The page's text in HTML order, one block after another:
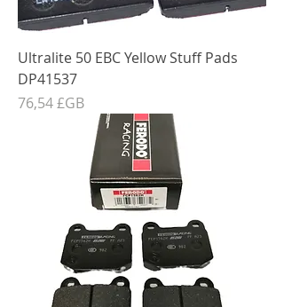
Ultralite 50 EBC Yellow Stuff Pads
DP41537
Prix
76,54 £GB